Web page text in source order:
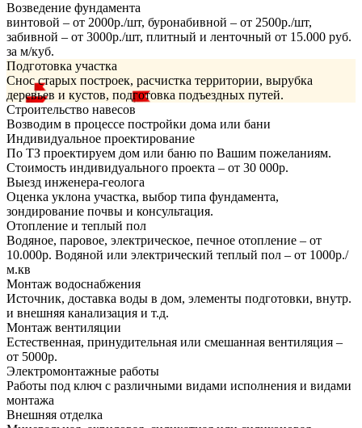
Возведение фундамента
винтовой – от 2000р./шт, буронабивной – от 2500р./шт,
забивной – от 3000р./шт, плитный и ленточный от 15.000 руб.
за м/куб.
Подготовка участка
Снос старых построек, расчистка территории, вырубка
деревьев и кустов, подготовка подъездных путей.
Строительство навесов
Возводим в процессе постройки дома или бани
Индивидуальное проектирование
По ТЗ проектируем дом или баню по Вашим пожеланиям.
Стоимость индивидуального проекта – от 30 000р.
Выезд инженера-геолога
Оценка уклона участка, выбор типа фундамента,
зондирование почвы и консультация.
Отопление и теплый пол
Водяное, паровое, электрическое, печное отопление – от
10.000р. Водяной или электрический теплый пол – от 1000р./
м.кв
Монтаж водоснабжения
Источник, доставка воды в дом, элементы подготовки, внутр.
и внешняя канализация и т.д.
Монтаж вентиляции
Естественная, принудительная или смешанная вентиляция –
от 5000р.
Электромонтажные работы
Работы под ключ с различными видами исполнения и видами
монтажа
Внешняя отделка